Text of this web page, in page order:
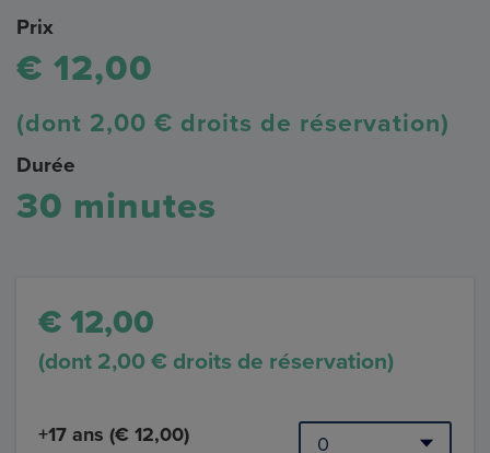
Prix
€ 12,00
(dont 2,00 € droits de réservation)
Durée
30 minutes
€ 12,00
(dont 2,00 € droits de réservation)
+17 ans (€ 12,00)